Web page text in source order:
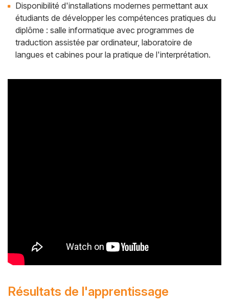
Disponibilité d'installations modernes permettant aux
étudiants de développer les compétences pratiques du
diplôme : salle informatique avec programmes de
traduction assistée par ordinateur, laboratoire de
langues et cabines pour la pratique de l'interprétation.
Résultats de l'apprentissage